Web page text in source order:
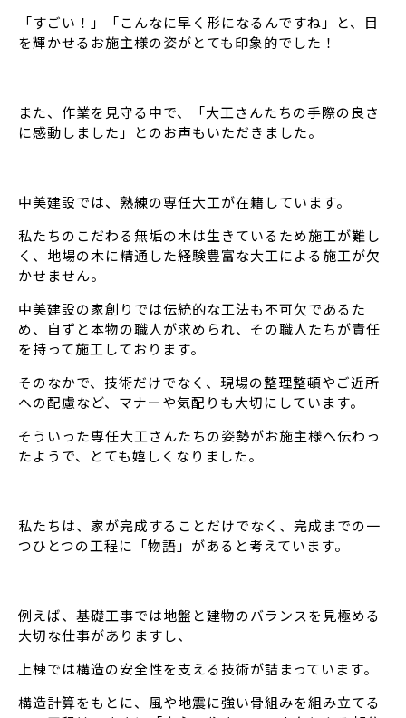
「すごい！」「こんなに早く形になるんですね」と、目
を輝かせるお施主様の姿がとても印象的でした！
また、作業を見守る中で、「大工さんたちの手際の良さ
に感動しました」とのお声もいただきました。
中美建設では、熟練の専任大工が在籍しています。
私たちのこだわる無垢の木は生きているため施工が難し
く、地場の木に精通した経験豊富な大工による施工が欠
かせません。
中美建設の家創りでは伝統的な工法も不可欠であるた
め、自ずと本物の職人が求められ、その職人たちが責任
を持って施工しております。
そのなかで、技術だけでなく、現場の整理整頓やご近所
への配慮など、マナーや気配りも大切にしています。
そういった専任大工さんたちの姿勢がお施主様へ伝わっ
たようで、とても嬉しくなりました。
私たちは、家が完成することだけでなく、完成までの一
つひとつの工程に「物語」があると考えています。
例えば、基礎工事では地盤と建物のバランスを見極める
大切な仕事がありますし、
上棟では構造の安全性を支える技術が詰まっています。
構造計算をもとに、風や地震に強い骨組みを組み立てる